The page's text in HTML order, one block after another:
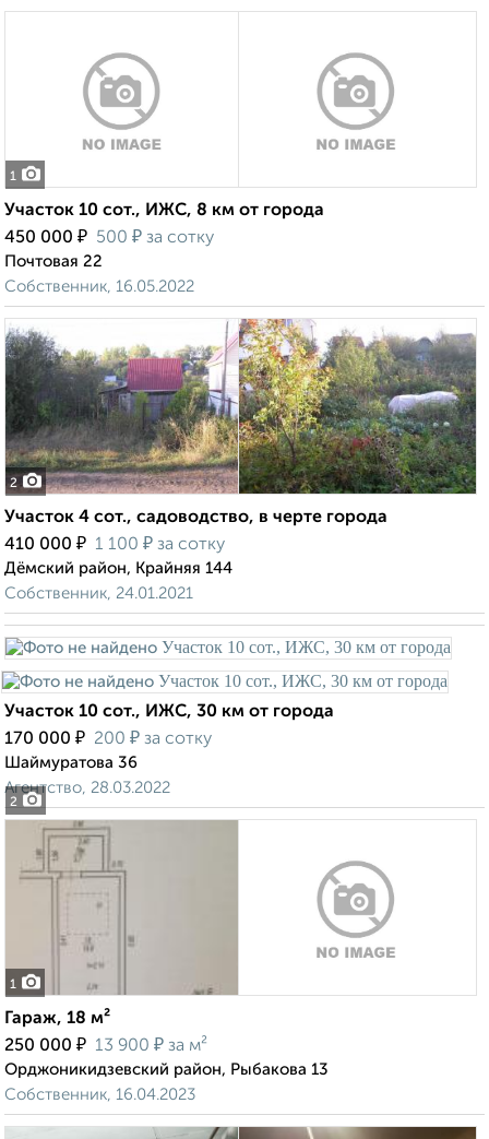
1
Участок 10 сот., ИЖС, 8 км от города
450 000 ₽ 500 ₽ за сотку
Почтовая 22
Собственник, 16.05.2022
2
Участок 4 сот., садоводство, в черте города
410 000 ₽ 1 100 ₽ за сотку
Дёмский район, Крайняя 144
Собственник, 24.01.2021
2
Участок 10 сот., ИЖС, 30 км от города
170 000 ₽ 200 ₽ за сотку
Шаймуратова 36
Агентство, 28.03.2022
1
Гараж, 18 м²
250 000 ₽ 13 900 ₽ за м²
Орджоникидзевский район, Рыбакова 13
Собственник, 16.04.2023